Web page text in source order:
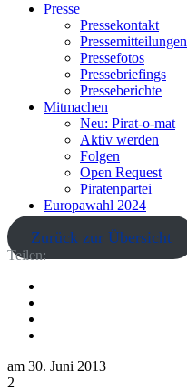
Presse
Pressekontakt
Pressemitteilungen
Pressefotos
Pressebriefings
Presseberichte
Mitmachen
Neu: Pirat-o-mat
Aktiv werden
Folgen
Open Request
Piratenpartei
Europawahl 2024
Zurück zur Übersicht
Teilen:
am 30. Juni 2013
2